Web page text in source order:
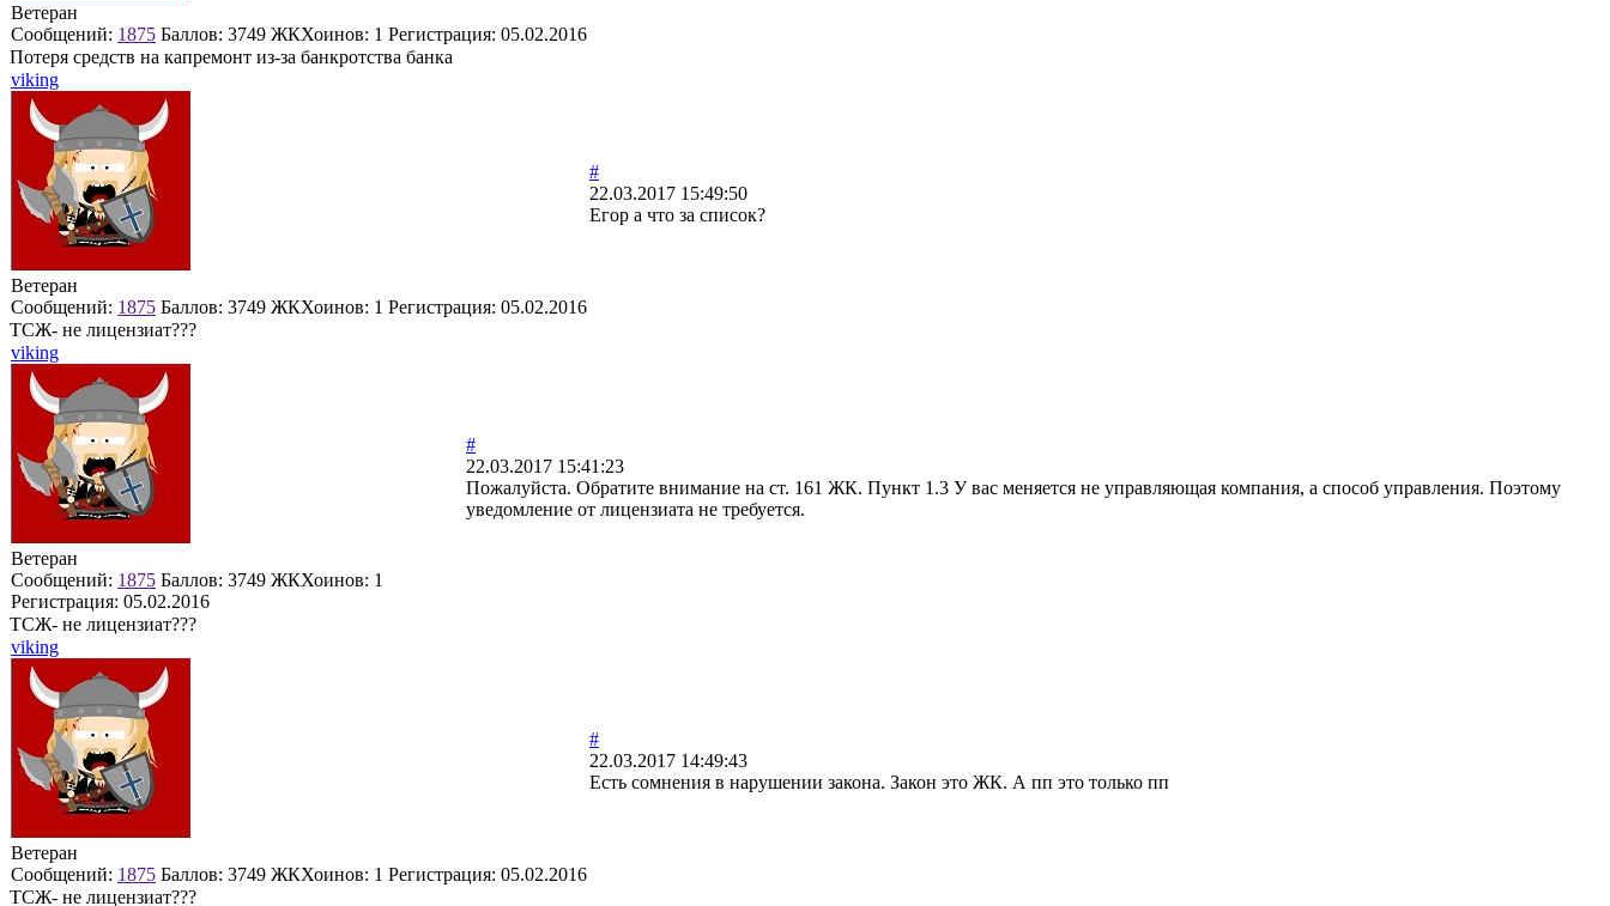
Ветеран
Сообщений: 1875 Баллов: 3749 ЖКХоинов: 1 Регистрация: 05.02.2016
Потеря средств на капремонт из-за банкротства банка
viking
Ветеран
Сообщений: 1875 Баллов: 3749 ЖКХоинов: 1 Регистрация: 05.02.2016
#
22.03.2017 15:49:50
Егор а что за список?
ТСЖ- не лицензиат???
viking
Ветеран
Сообщений: 1875 Баллов: 3749 ЖКХоинов: 1
Регистрация: 05.02.2016
#
22.03.2017 15:41:23
Пожалуйста. Обратите внимание на ст. 161 ЖК. Пункт 1.3 У вас меняется не управляющая компания, а способ управления. Поэтому
уведомление от лицензиата не требуется.
ТСЖ- не лицензиат???
viking
Ветеран
Сообщений: 1875 Баллов: 3749 ЖКХоинов: 1 Регистрация: 05.02.2016
#
22.03.2017 14:49:43
Есть сомнения в нарушении закона. Закон это ЖК. А пп это только пп
ТСЖ- не лицензиат???